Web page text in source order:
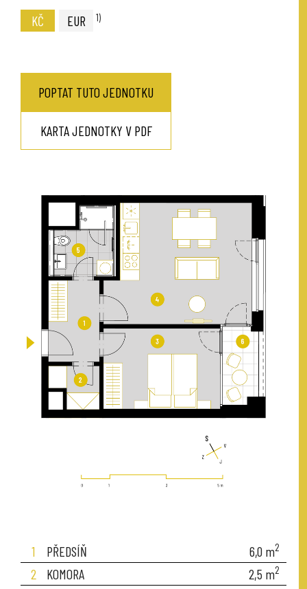
KČ EUR 1)
POPTAT TUTO JEDNOTKU
KARTA JEDNOTKY V PDF
1 PŘEDSÍŇ 6,0 m2
2 KOMORA 2,5 m2